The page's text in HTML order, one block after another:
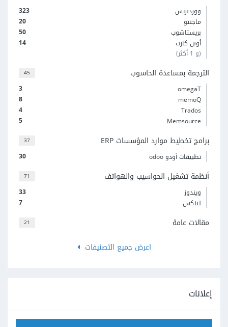
323
ووردبريس
20
ماجنتو
50
بريستاشوب
14
أوبن كارت
(و 1 أكثر)
45 الترجمة بمساعدة الحاسوب
3
omegaT
8
memoQ
4
Trados
5
Memsource
37 برامج تخطيط موارد المؤسسات ERP
30 تطبيقات أودو odoo
71 أنظمة تشغيل الحواسيب والهواتف
33
ويندوز
7
لينكس
21
مقالات عامة
اعرض جميع التصنيفات
إعلانات